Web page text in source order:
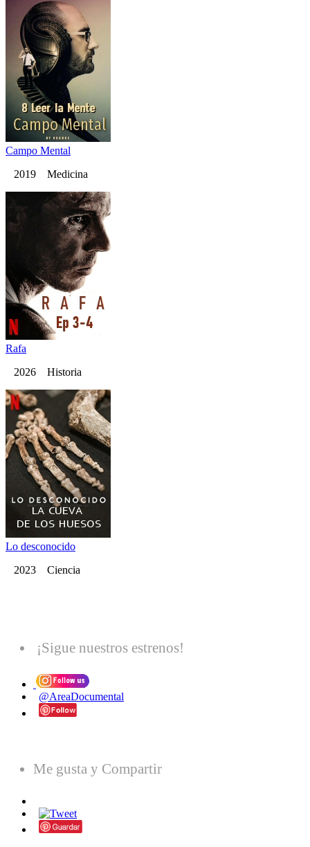
Campo Mental
2019 Medicina
Rafa
2026 Historia
Lo desconocido
2023 Ciencia
¡Sigue nuestros estrenos!
@AreaDocumental
Me gusta y Compartir